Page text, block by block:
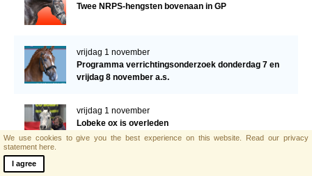
Twee NRPS-hengsten bovenaan in GP
vrijdag 1 november
Programma verrichtingsonderzoek donderdag 7 en
vrijdag 8 november a.s.
vrijdag 1 november
Lobeke ox is overleden
We use cookies to give you the best experience on this website. Read our privacy
statement here.
I agree